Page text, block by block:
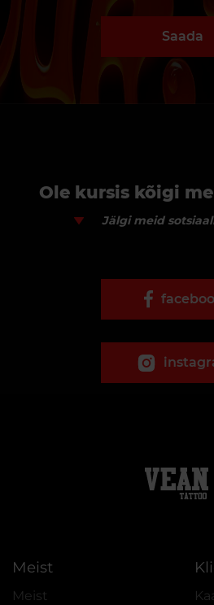
Saada
Ole kursis kõigi
Jälgi meid
Meist
Meist